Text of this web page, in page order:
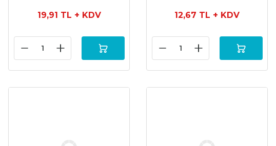
19,91 TL + KDV 12,67 TL + KDV